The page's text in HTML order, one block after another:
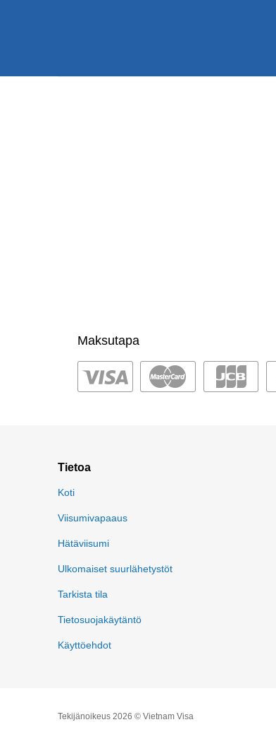
Maksutapa
Tietoa
Koti
Viisumivapaaus
Hätäviisumi
Ulkomaiset suurlähetystöt
Tarkista tila
Tietosuojakäytäntö
Käyttöehdot
Tekijänoikeus 2026 © Vietnam Visa